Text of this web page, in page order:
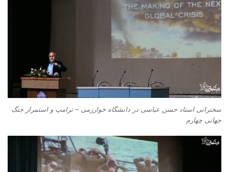
سخنرانی استاد حسن عباسی در دانشگاه خوارزمی – ترامپ و استمرار جنگ
جهانی چهارم